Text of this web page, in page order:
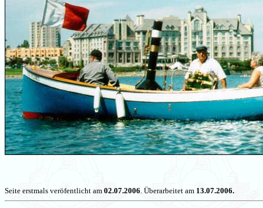
Seite erstmals veröfentlicht am 02.07.2006. Überarbeitet am 13.07.2006.